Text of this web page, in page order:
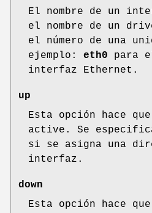
El nombre de un
el nombre de un
el número de una
ejemplo: eth0 para
interfaz Ethernet.
up
Esta opción hace
active. Se
si se asigna una
interfaz.
down
Esta opción hace